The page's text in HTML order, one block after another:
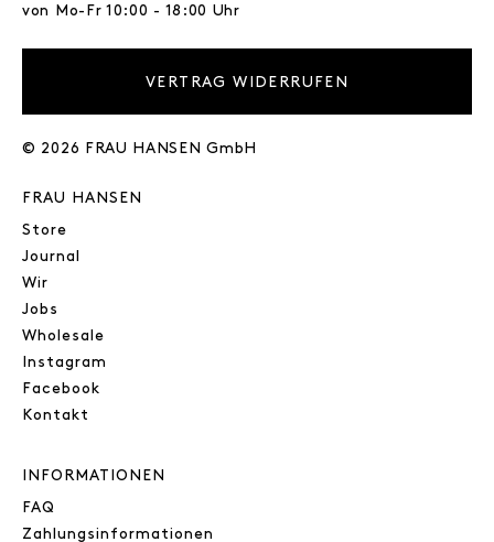
von Mo-Fr 10:00 - 18:00 Uhr
VERTRAG WIDERRUFEN
© 2026 FRAU HANSEN GmbH
FRAU HANSEN
Store
Journal
Wir
Jobs
Wholesale
Instagram
Facebook
Kontakt
INFORMATIONEN
FAQ
Zahlungsinformationen